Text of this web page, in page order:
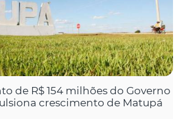
de R$ 154 milhões do Governo
crescimento de Matupá